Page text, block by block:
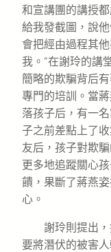
和宣講團的講授
給我發截圖，說
會把經由過程其
我。”在謝玲的講
簡略的欺騙背后
專門的培訓。當
落孩子后，有一
子之前差點上了
友后，孩子對欺
更多地追蹤關心
饋，果斷了蔣燕
心。
謝玲則提出
要將潛伏的被害